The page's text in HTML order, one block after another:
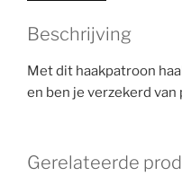
Beschrijving
Met dit haakpatroon
en ben je verzekerd
Gerelateerde